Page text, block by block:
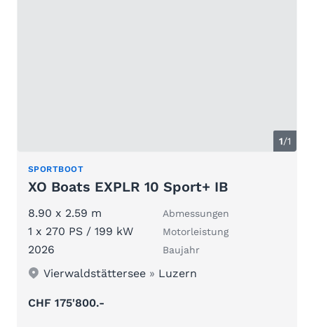
1/1
SPORTBOOT
XO Boats EXPLR 10 Sport+ IB
8.90 x 2.59 m Abmessungen
1 x 270 PS / 199 kW Motorleistung
2026 Baujahr
Vierwaldstättersee » Luzern
CHF 175'800.-